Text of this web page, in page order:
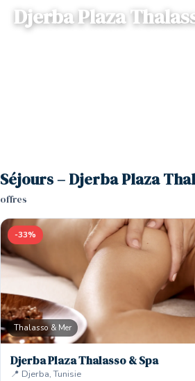
Djerba Plaza
Séjours – Djerba Plaza
offres
-33%
Thalasso & Mer
Djerba Plaza Thalasso & Spa
📍 Djerba, Tunisie